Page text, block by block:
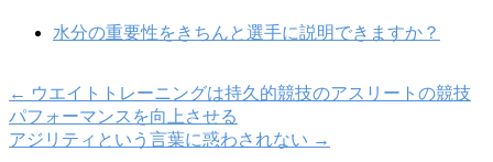
水分の重要性をきちんと選手に説明できますか？
← ウエイトトレーニングは持久的競技のアスリートの競技
パフォーマンスを向上させる
アジリティという言葉に惑わされない →